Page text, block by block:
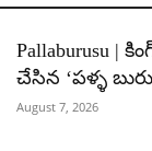
Pallaburusu |
చేసిన ‘పళ్ళ
August 7, 2026